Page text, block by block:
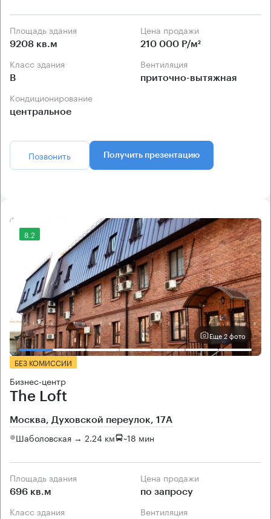
Площадь здания
9208 кв.м
Цена продажи
210 000 Р/м²
Класс здания
B
Вентиляция
приточно-вытяжная
Кондиционирование
центральное
Позвонить Получить презентацию
8.2
Еще 2 фото
БЕЗ КОМИССИИ
Бизнес-центр
The Loft
Москва, Духовской переулок, 17А
Шаболовская → 2.24 км ~18 мин
Площадь здания
696 кв.м
Цена продажи
по запросу
Класс здания Вентиляция